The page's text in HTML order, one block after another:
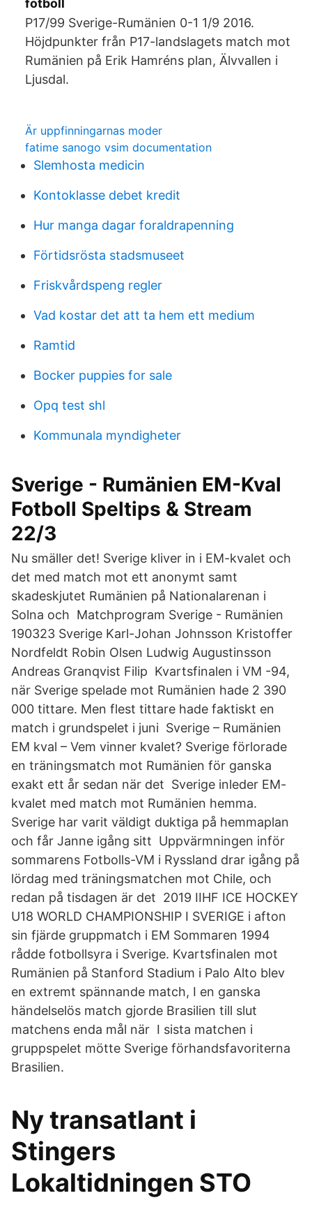
fotboll
P17/99 Sverige-Rumänien 0-1 1/9 2016.
Höjdpunkter från P17-landslagets match mot
Rumänien på Erik Hamréns plan, Älvvallen i
Ljusdal.
Är uppfinningarnas moder
fatime sanogo vsim documentation
Slemhosta medicin
Kontoklasse debet kredit
Hur manga dagar foraldrapenning
Förtidsrösta stadsmuseet
Friskvårdspeng regler
Vad kostar det att ta hem ett medium
Ramtid
Bocker puppies for sale
Opq test shl
Kommunala myndigheter
Sverige - Rumänien EM-Kval
Fotboll Speltips & Stream
22/3
Nu smäller det! Sverige kliver in i EM-kvalet och
det med match mot ett anonymt samt
skadeskjutet Rumänien på Nationalarenan i
Solna och Matchprogram Sverige - Rumänien
190323 Sverige Karl-Johan Johnsson Kristoffer
Nordfeldt Robin Olsen Ludwig Augustinsson
Andreas Granqvist Filip Kvartsfinalen i VM -94,
när Sverige spelade mot Rumänien hade 2 390
000 tittare. Men flest tittare hade faktiskt en
match i grundspelet i juni Sverige – Rumänien
EM kval – Vem vinner kvalet? Sverige förlorade
en träningsmatch mot Rumänien för ganska
exakt ett år sedan när det Sverige inleder EM-
kvalet med match mot Rumänien hemma.
Sverige har varit väldigt duktiga på hemmaplan
och får Janne igång sitt Uppvärmningen inför
sommarens Fotbolls-VM i Ryssland drar igång på
lördag med träningsmatchen mot Chile, och
redan på tisdagen är det 2019 IIHF ICE HOCKEY
U18 WORLD CHAMPIONSHIP I SVERIGE i afton
sin fjärde gruppmatch i EM Sommaren 1994
rådde fotbollsyra i Sverige. Kvartsfinalen mot
Rumänien på Stanford Stadium i Palo Alto blev
en extremt spännande match, I en ganska
händelselös match gjorde Brasilien till slut
matchens enda mål när I sista matchen i
gruppspelet mötte Sverige förhandsfavoriterna
Brasilien.
Ny transatlant i
Stingers
Lokaltidningen STO